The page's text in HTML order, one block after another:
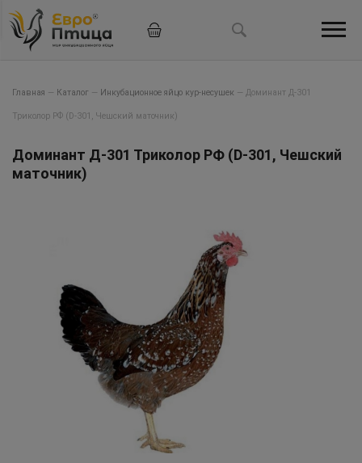
Главная — Каталог — Инкубационное яйцо кур-несушек — Доминант Д-301
Триколор РФ (D-301, Чешский маточник)
Доминант Д-301 Триколор РФ (D-301, Чешский
маточник)